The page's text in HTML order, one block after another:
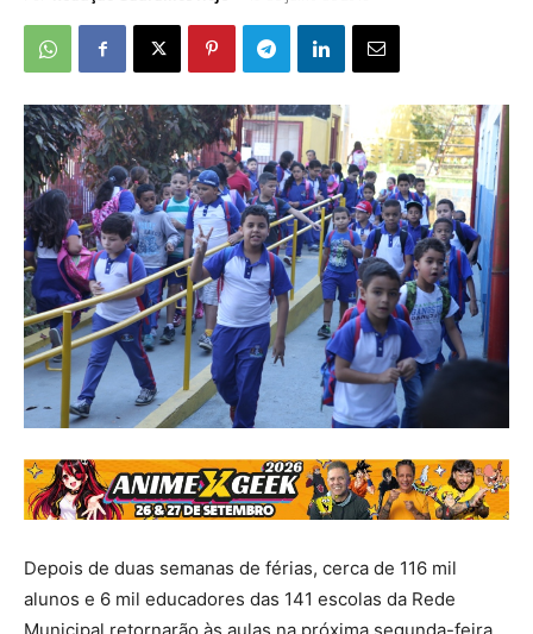
Depois de duas semanas de férias, cerca de 116 mil
alunos e 6 mil educadores das 141 escolas da Rede